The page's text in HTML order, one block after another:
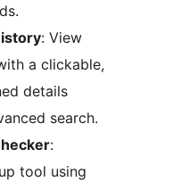
: View
a clickable,
details
search.
:
tool using